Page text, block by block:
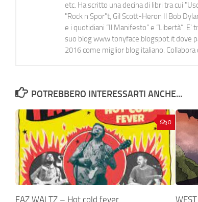
etc. Ha scritto una decina di libri tra cui
"Rock n Spor"t, Gil Scott-Heron Il Bob
e i quotidiani “Il Manifesto” e “Libertà”.
suo blog www.tonyface.blogspot.it dove
2016 come miglior blog italiano. Collabora
POTREBBERO INTERESSARTI ANCHE...
0
FAZ WALTZ – Hot cold fever